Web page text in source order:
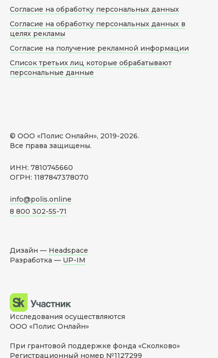
© ООО «Полис Онлайн», 2019-2026.
Все права защищены.
ИНН: 7810745660
ОГРН: 1187847378070
info@polis.online
8 800 302-55-71
Согласие на обработку персональных данных
Согласие на обработку персональных данных в
целях рекламы
Согласие на получение рекламной информации
Список третьих лиц которые обрабатывают
персональные данные
Дизайн — Headspace
Разработка — UP-IM
Исследования осуществляются
ООО «Полис Онлайн»
При грантовой поддержке фонда «Сколково»
Регистрационный номер №1127299